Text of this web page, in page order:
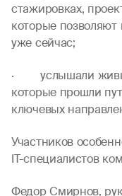
стажировках,
которые позволяют
уже сейчас;
· услышали
которые прошли
ключевых
Участников
IT-специалистов
Федор Смирнов,